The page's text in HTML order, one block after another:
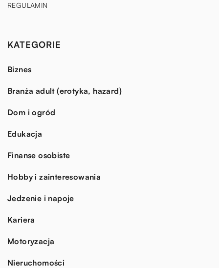
REGULAMIN
KATEGORIE
Biznes
Branża adult (erotyka, hazard)
Dom i ogród
Edukacja
Finanse osobiste
Hobby i zainteresowania
Jedzenie i napoje
Kariera
Motoryzacja
Nieruchomości